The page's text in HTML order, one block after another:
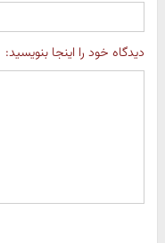
دیدگاه خود را اینجا بنویسید: